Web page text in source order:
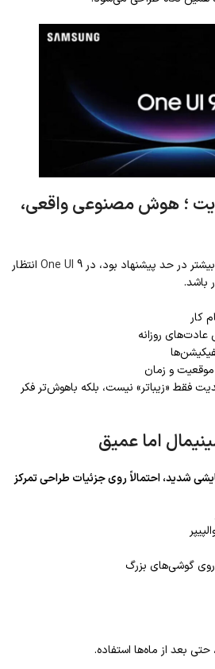
؛ هوش مصنوعی واقعی،
One UI 9 انتظار
باشد.
کار
روزانه
موقعیت و زمان
فقط «زیباتر» نیست، بلکه باهوش‌تر فکر
شدید، احتمالاً روی جزئیات طراحی تمرکز
گوشی‌های بزرگ
بعد از ماه‌ها استفاده.